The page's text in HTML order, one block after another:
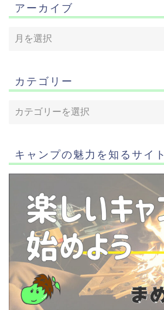
アーカイブ
カテゴリー
キャンプの魅力を知るサイト